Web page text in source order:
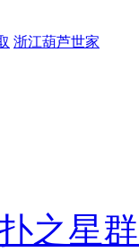
浙江葫芦世家
之星